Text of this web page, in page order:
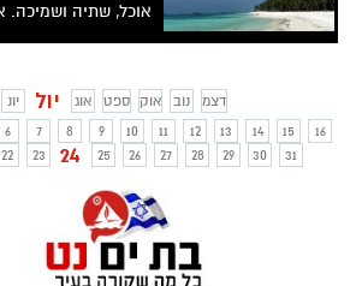
אוכל, שתיה
יונ יול אוג ספט אוק נוב
דצמ
6 7 8 9 10 11 12 13 14 15
16
22 23 24 25 26 27 28 29 30 31